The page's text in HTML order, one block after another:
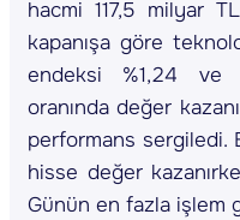
hacmi 117,5 milyar
kapanışa göre
endeksi %1,24 ve
oranında değer
performans sergiledi.
hisse değer
Günün en fazla işlem